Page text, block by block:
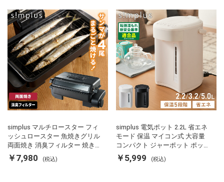
simplus マルチロースター フィ
ッシュロースター 魚焼きグリル
両面焼き 消臭フィルター 焼き魚
両面ヒーター タイマー付き SP-
FRS01 マットブラック シンプラ
￥7,980 (税込)
simplus 電気ポット 2.2L 省エネ
モード 保温 マイコン式 大容量
コンパクト ジャーポット ポット
カルキ抜き 空焚き防止 温度調節
軽量 SP-PD22 シンプラス
￥5,999 (税込)